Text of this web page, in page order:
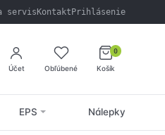
servisKontaktPrihlásenie
Účet Obľúbené Košík
0
EPS Nálepky